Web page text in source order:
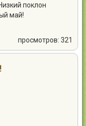
поклон
май!
просмотров: 321